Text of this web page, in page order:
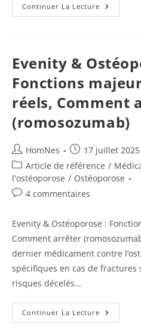
Continuer La Lecture
:
Une
Pierre,
Un
Tissu
Vivant
Evenity &
Fonctions
réels, Comment
(romosozumab)
Auteur/autrice
de
la
publication :
HomNes
Publication
publiée :
17 juillet 2025
Post
category:
Article de référence /
l'ostéoporose / Ostéoporose
Commentaires
la
publication :
4 commentaires
Evenity & Ostéoporose :
Comment arrêter
dernier médicament contre
spécifiques en cas de fractures
risques décelés…
Continuer La Lecture Evenity
&